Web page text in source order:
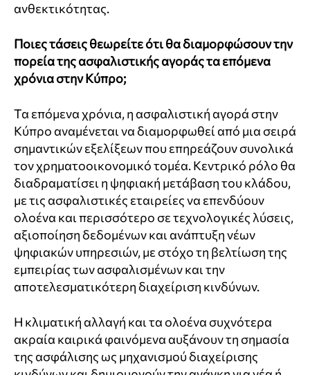
ανθεκτικότητας.
Ποιες τάσεις θεωρείτε ότι θα διαμορφώσουν την
πορεία της ασφαλιστικής αγοράς τα επόμενα
χρόνια στην Κύπρο;
Τα επόμενα χρόνια, η ασφαλιστική αγορά στην
Κύπρο αναμένεται να διαμορφωθεί από μια σειρά
σημαντικών εξελίξεων που επηρεάζουν συνολικά
τον χρηματοοικονομικό τομέα. Κεντρικό ρόλο θα
διαδραματίσει η ψηφιακή μετάβαση του κλάδου,
με τις ασφαλιστικές εταιρείες να επενδύουν
ολοένα και περισσότερο σε τεχνολογικές λύσεις,
αξιοποίηση δεδομένων και ανάπτυξη νέων
ψηφιακών υπηρεσιών, με στόχο τη βελτίωση της
εμπειρίας των ασφαλισμένων και την
αποτελεσματικότερη διαχείριση κινδύνων.
Η κλιματική αλλαγή και τα ολοένα συχνότερα
ακραία καιρικά φαινόμενα αυξάνουν τη σημασία
της ασφάλισης ως μηχανισμού διαχείρισης